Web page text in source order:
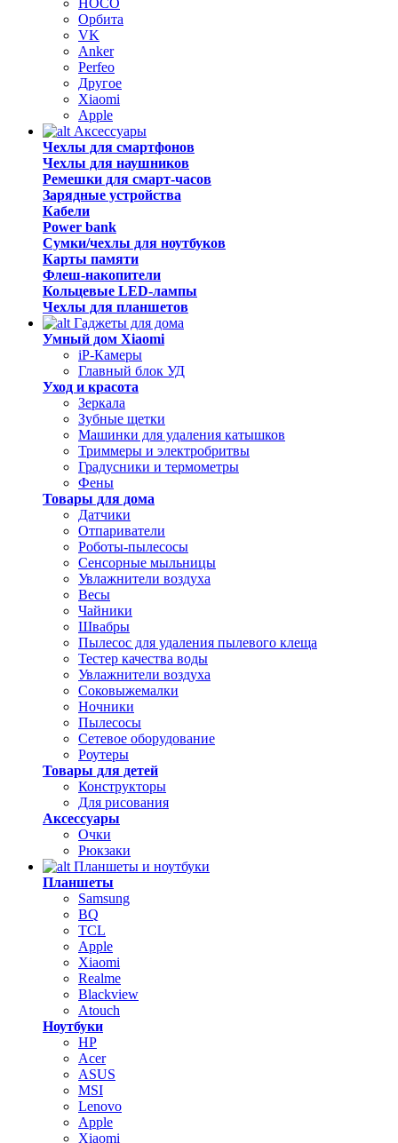
HOCO
Орбита
VK
Anker
Perfeo
Другое
Xiaomi
Apple
Аксессуары
Чехлы для смартфонов
Чехлы для наушников
Ремешки для смарт-часов
Зарядные устройства
Кабели
Power bank
Сумки/чехлы для ноутбуков
Карты памяти
Флеш-накопители
Кольцевые LED-лампы
Чехлы для планшетов
Гаджеты для дома
Умный дом Xiaomi
iP-Камеры
Главный блок УД
Уход и красота
Зеркала
Зубные щетки
Машинки для удаления катышков
Триммеры и электробритвы
Градусники и термометры
Фены
Товары для дома
Датчики
Отпариватели
Роботы-пылесосы
Сенсорные мыльницы
Увлажнители воздуха
Весы
Чайники
Швабры
Пылесос для удаления пылевого клеща
Тестер качества воды
Увлажнители воздуха
Соковыжемалки
Ночники
Пылесосы
Сетевое оборудование
Роутеры
Товары для детей
Конструкторы
Для рисования
Аксессуары
Очки
Рюкзаки
Планшеты и ноутбуки
Планшеты
Samsung
BQ
TCL
Apple
Xiaomi
Realme
Blackview
Atouch
Ноутбуки
HP
Acer
ASUS
MSI
Lenovo
Apple
Xiaomi